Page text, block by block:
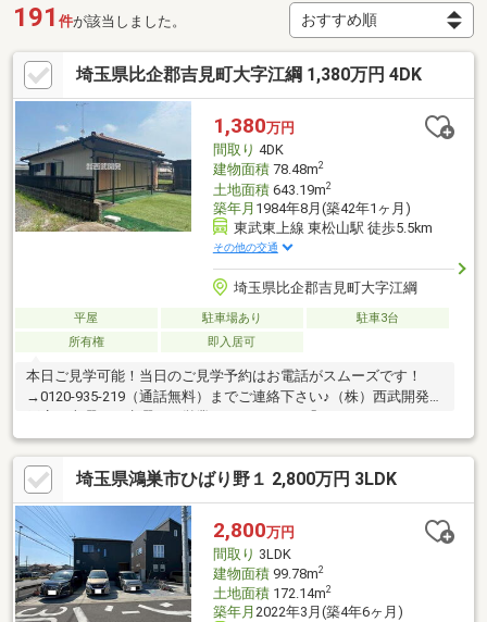
191 件が該当しました。
埼玉県比企郡吉見町大字江綱 1,380万円 4DK
1,380万円
間取り 4DK
建物面積78.48m2
土地面積643.19m2
築年月 1984年8月(築42年1ヶ月)
東武東上線 東松山駅 徒歩5.5km
その他の交通
埼玉県比企郡吉見町大字江綱
平屋 駐車場あり
駐車3台
所有権
即入居可
本日ご見学可能！当日のご見学予約はお電話がスムーズです！
→0120-935-219（通話無料）までご連絡下さい♪（株）西武開発坂
モ）を見て」とお問合せいただくと スムーズにご案内できま
す。地元のために、お客様のために。「安全取引」をモットー
に、私たちの情熱が、地元の皆様の夢をかたちにします。「西武
開発」ではグループ会社のＡＲＵＨＩ代理店「リビングコンシェ
ルジュ」と共に、不動産からファイナンスまでのワンストップサ
ービスをご提供いたします。くわしくはお問い合わせください♪
埼玉県鴻巣市ひばり野１ 2,800万円 3LDK
2,800万円
間取り 3LDK
建物面積99.78m2
土地面積172.14m2
築年月 2022年3月(築4年6ヶ月)